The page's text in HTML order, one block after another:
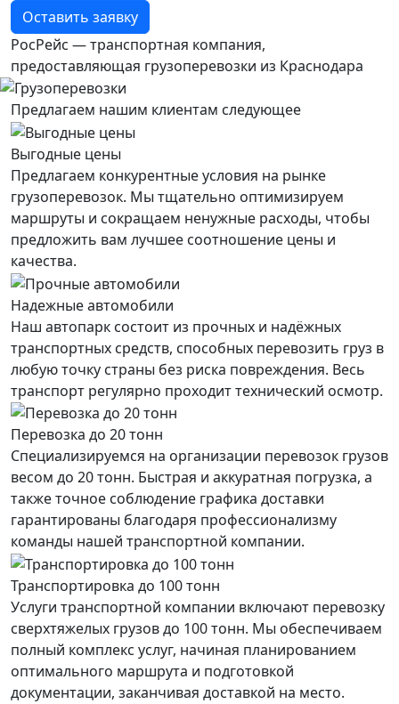
Оставить заявку
РосРейс — транспортная компания,
предоставляющая грузоперевозки из Краснодара
Предлагаем нашим клиентам следующее
Выгодные цены
Предлагаем конкурентные условия на рынке
грузоперевозок. Мы тщательно оптимизируем
маршруты и сокращаем ненужные расходы, чтобы
предложить вам лучшее соотношение цены и
качества.
Надежные автомобили
Наш автопарк состоит из прочных и надёжных
транспортных средств, способных перевозить груз в
любую точку страны без риска повреждения. Весь
транспорт регулярно проходит технический осмотр.
Перевозка до 20 тонн
Специализируемся на организации перевозок грузов
весом до 20 тонн. Быстрая и аккуратная погрузка, а
также точное соблюдение графика доставки
гарантированы благодаря профессионализму
команды нашей транспортной компании.
Транспортировка до 100 тонн
Услуги транспортной компании включают перевозку
сверхтяжелых грузов до 100 тонн. Мы обеспечиваем
полный комплекс услуг, начиная планированием
оптимального маршрута и подготовкой
документации, заканчивая доставкой на место.